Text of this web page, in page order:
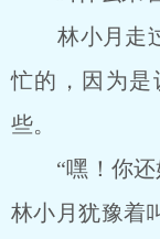
林小月走过
忙的，因为是
些。
“嘿！你还好
林小月犹豫着